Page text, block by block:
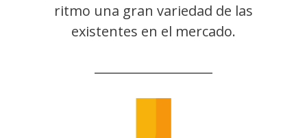
ritmo una gran variedad de las
existentes en el mercado.